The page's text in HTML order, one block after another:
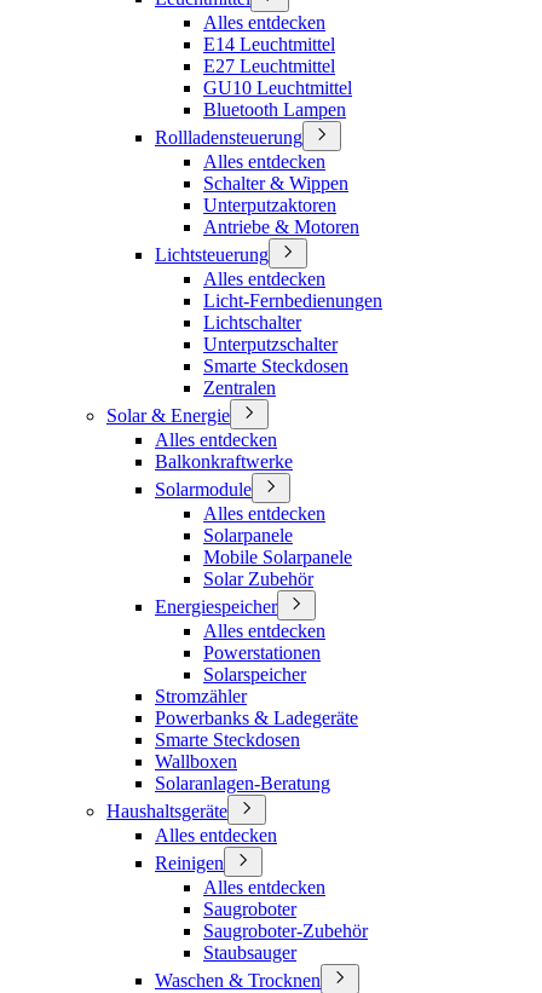
Alles entdecken
E14 Leuchtmittel
E27 Leuchtmittel
GU10 Leuchtmittel
Bluetooth Lampen
Rollladensteuerung
Alles entdecken
Schalter & Wippen
Unterputzaktoren
Antriebe & Motoren
Lichtsteuerung
Alles entdecken
Licht-Fernbedienungen
Lichtschalter
Unterputzschalter
Smarte Steckdosen
Zentralen
Solar & Energie
Alles entdecken
Balkonkraftwerke
Solarmodule
Alles entdecken
Solarpanele
Mobile Solarpanele
Solar Zubehör
Energiespeicher
Alles entdecken
Powerstationen
Solarspeicher
Stromzähler
Powerbanks & Ladegeräte
Smarte Steckdosen
Wallboxen
Solaranlagen-Beratung
Haushaltsgeräte
Alles entdecken
Reinigen
Alles entdecken
Saugroboter
Saugroboter-Zubehör
Staubsauger
Waschen & Trocknen